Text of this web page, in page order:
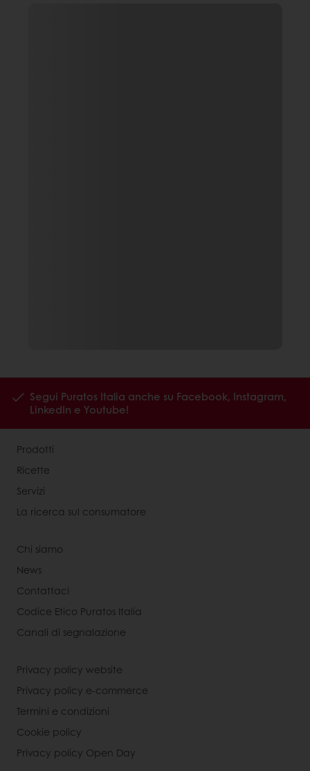
Segui Puratos Italia anche su Facebook, Instagram,
LinkedIn e Youtube!
Prodotti
Ricette
Servizi
La ricerca sul consumatore
Chi siamo
News
Contattaci
Codice Etico Puratos Italia
Canali di segnalazione
Privacy policy website
Privacy policy e-commerce
Termini e condizioni
Cookie policy
Privacy policy Open Day